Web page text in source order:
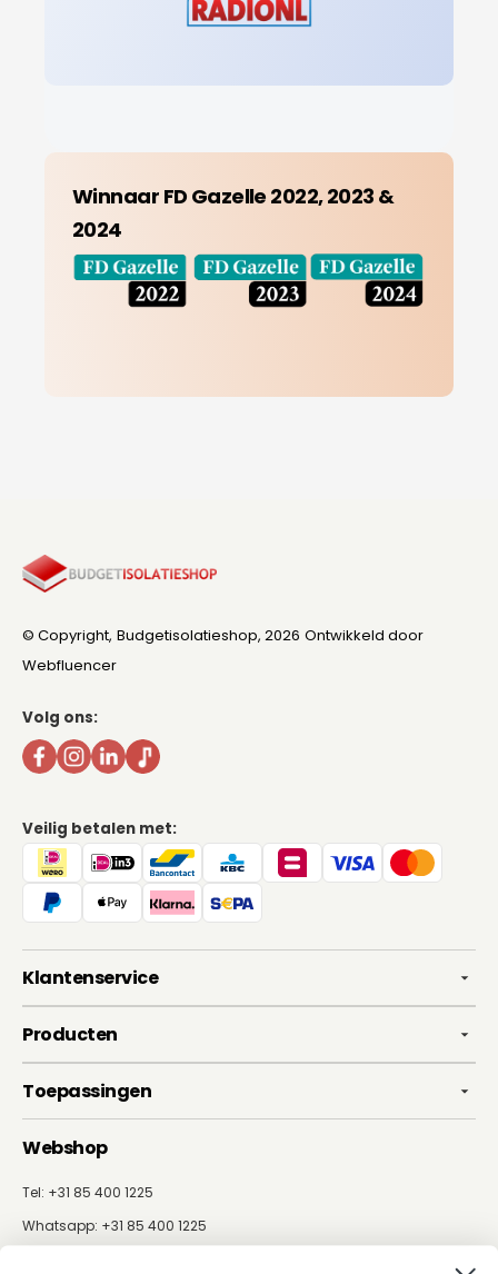
Winnaar FD Gazelle 2022, 2023 &
2024
© Copyright, Budgetisolatieshop, 2026 Ontwikkeld door
Webfluencer
Volg ons:
Veilig betalen met:
Klantenservice
Producten
Toepassingen
Webshop
Tel: +31 85 400 1225
Whatsapp: +31 85 400 1225